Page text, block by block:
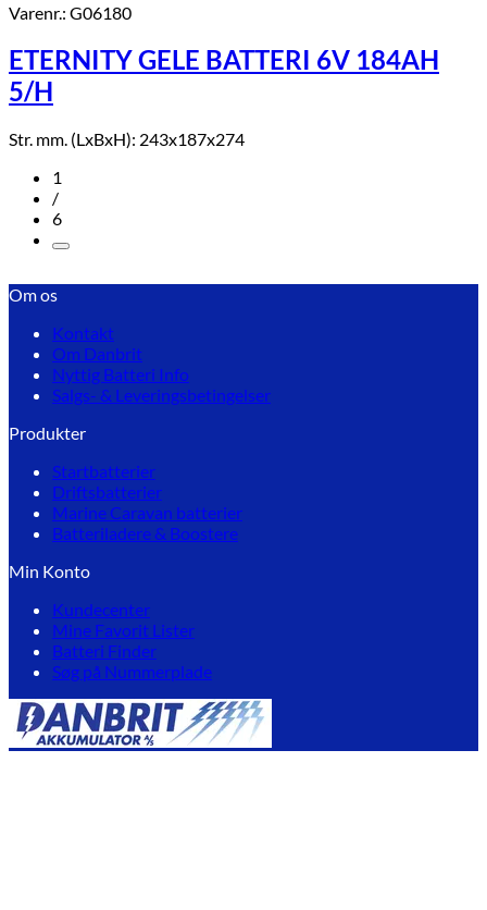
Varenr.: G06180
ETERNITY GELE BATTERI 6V 184AH
5/H
Str. mm. (LxBxH): 243x187x274
1
/
6
Om os
Kontakt
Om Danbrit
Nyttig Batteri Info
Salgs- & Leveringsbetingelser
Produkter
Startbatterier
Driftsbatterier
Marine Caravan batterier
Batteriladere & Boostere
Min Konto
Kundecenter
Mine Favorit Lister
Batteri Finder
Søg på Nummerplade